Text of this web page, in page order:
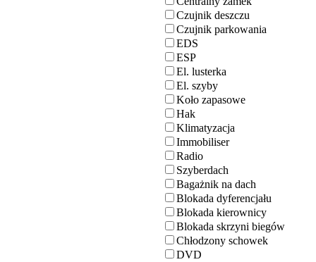
Czujnik deszczu
Czujnik parkowania
EDS
ESP
El. lusterka
El. szyby
Koło zapasowe
Hak
Klimatyzacja
Immobiliser
Radio
Szyberdach
Bagażnik na dach
Blokada dyferencjału
Blokada kierownicy
Blokada skrzyni biegów
Chłodzony schowek
DVD